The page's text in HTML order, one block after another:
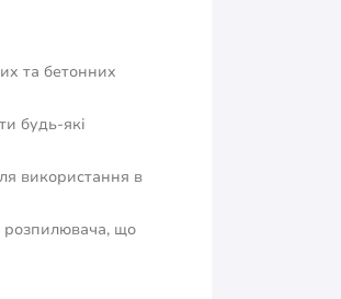
та бетонних
будь-які
використання в
розпилювача, що